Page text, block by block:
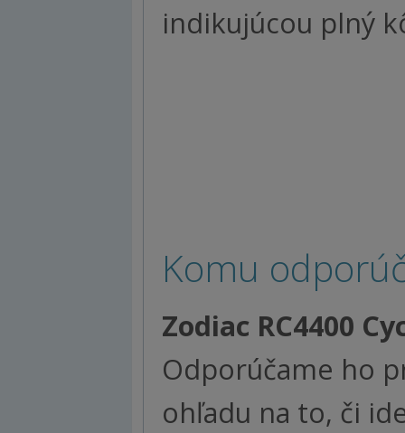
indikujúcou plný
Komu
Zodiac RC4400
Odporúčame ho
ohľadu na to, či